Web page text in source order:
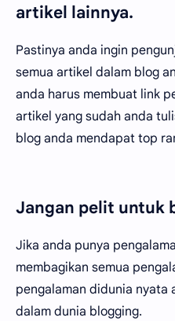
artikel lainnya.
Pastinya anda ingin
semua artikel dalam blog
anda harus membuat link
artikel yang sudah anda
blog anda mendapat top
Jangan pelit untuk
Jika anda punya
membagikan semua
pengalaman didunia nyata
dalam dunia blogging.